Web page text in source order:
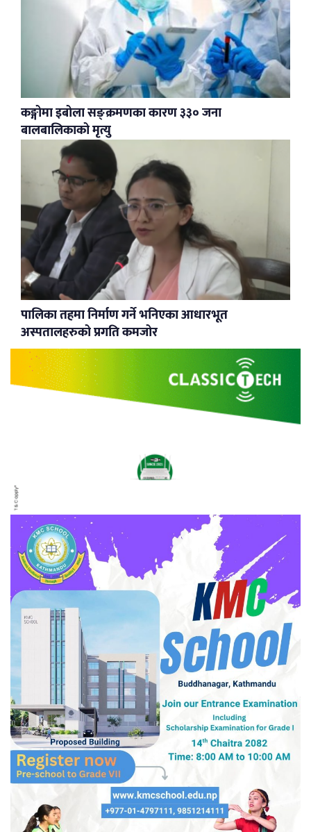
कङ्गोमा इबोला सङ्क्रमणका कारण ३३० जना
बालबालिकाको मृत्यु
पालिका तहमा निर्माण गर्ने भनिएका आधारभूत
अस्पतालहरुको प्रगति कमजोर